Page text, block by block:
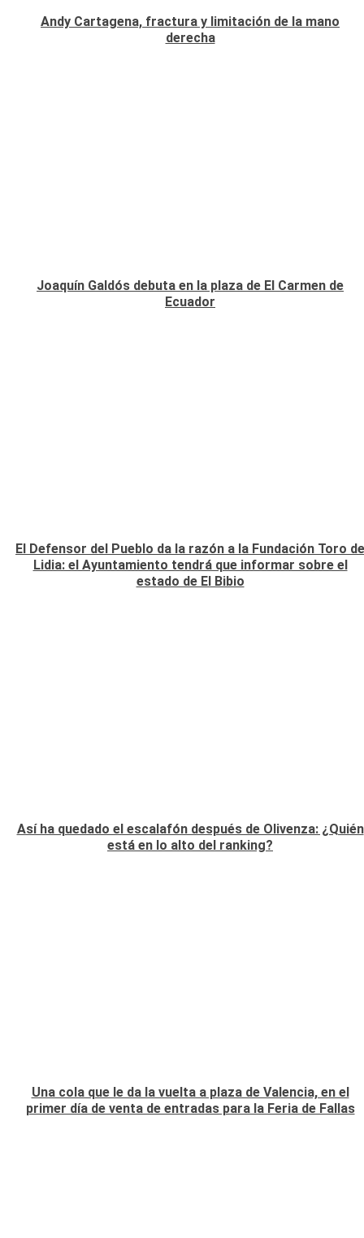
Andy Cartagena, fractura y limitación de la mano
derecha
Joaquín Galdós debuta en la plaza de El Carmen de
Ecuador
El Defensor del Pueblo da la razón a la Fundación Toro de
Lidia: el Ayuntamiento tendrá que informar sobre el
estado de El Bibio
Así ha quedado el escalafón después de Olivenza: ¿Quién
está en lo alto del ranking?
Una cola que le da la vuelta a plaza de Valencia, en el
primer día de venta de entradas para la Feria de Fallas